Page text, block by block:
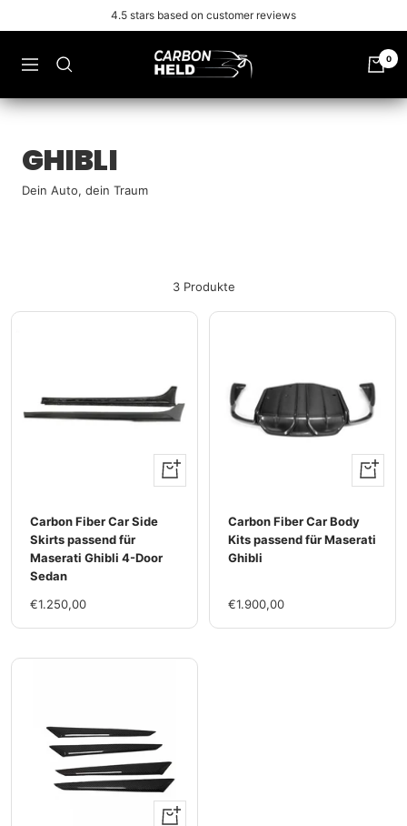
Inhalt
4.5 stars based on customer reviews
Navigation
Carbonheld 0
GHIBLI
Dein Auto, dein Traum
3 Produkte
+
Hinzufügen
Carbon Fiber Car Side
Skirts passend für
Maserati Ghibli 4-Door
Sedan
Im
€1.250,00
+
Carbon Fiber Car Body
Kits passend für Maserati
Ghibli
Im
€1.900,00
+